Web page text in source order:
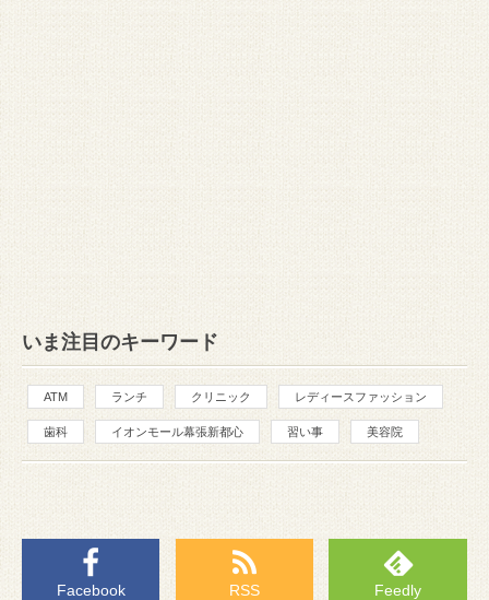
いま注目のキーワード
ATM ランチ クリニック レディースファッション
歯科 イオンモール幕張新都心 習い事 美容院
Facebook RSS Feedly